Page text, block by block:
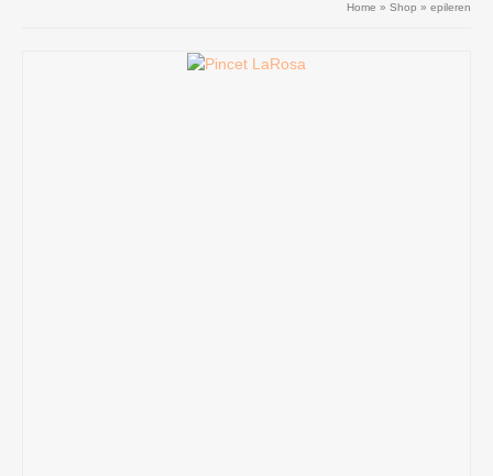
Home » Shop » epileren